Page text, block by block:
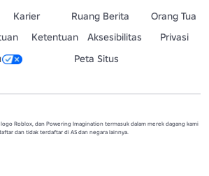
Karier Ruang Berita
Orang Tua
Ketentuan Aksesibilitas
Privasi
Peta Situs
Roblox, dan Powering Imagination termasuk dalam merek dagang kami
dan tidak terdaftar di AS dan negara lainnya.